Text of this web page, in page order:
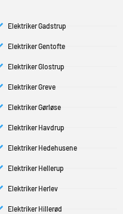
Elektriker Gadstrup
Elektriker Gentofte
Elektriker Glostrup
Elektriker Greve
Elektriker Gørløse
Elektriker Havdrup
Elektriker Hedehusene
Elektriker Hellerup
Elektriker Herlev
Elektriker Hillerød